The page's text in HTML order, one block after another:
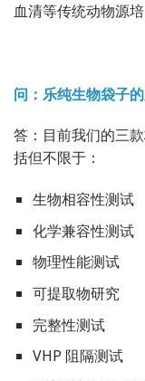
血清等传统动物源
问：乐纯生物袋子
答：目前我们的三
括但不限于：
生物相容性测试
化学兼容性测试
物理性能测试
可提取物研究
完整性测试
VHP 阻隔测试